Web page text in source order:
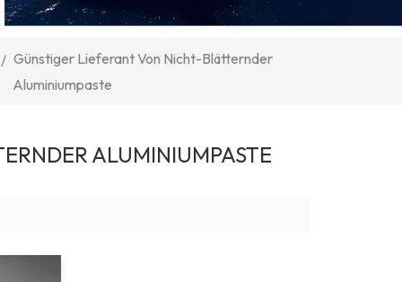
/ Günstiger Lieferant Von Nicht-Blätternder
Aluminiumpaste
ALUMINIUMPASTE